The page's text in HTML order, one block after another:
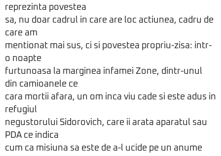
reprezinta povestea
sa, nu doar cadrul in care are loc actiunea, cadru de
care am
mentionat mai sus, ci si povestea propriu-zisa: intr-
o noapte
furtunoasa la marginea infamei Zone, dintr-unul
din camioanele ce
cara mortii afara, un om inca viu cade si este adus in
refugiul
negustorului Sidorovich, care ii arata aparatul sau
PDA ce indica
cum ca misiuna sa este de a-l ucide pe un anume